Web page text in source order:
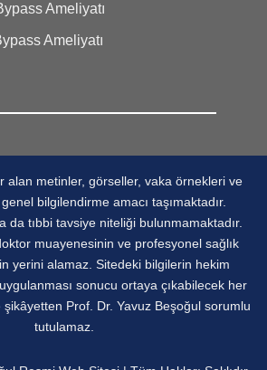
Ameliyatı
Ameliyatı
alan metinler, görseller, vaka örnekleri ve
bilgilendirme amacı taşımaktadır.
da tıbbi tavsiye niteliği bulunmamaktadır.
muayenesinin ve profesyonel sağlık
yerini alamaz. Sitedeki bilgilerin hekim
sonucu ortaya çıkabilecek her
şikâyetten Prof. Dr. Yavuz Beşoğul sorumlu
tutulamaz.